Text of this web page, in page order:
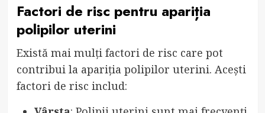
Factori de risc pentru apariția
polipilor uterini
Există mai mulți factori de risc care pot
contribui la apariția polipilor uterini. Acești
factori de risc includ: